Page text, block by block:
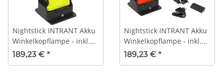
Nightstick INTRANT Akku
Winkelkopflampe - inkl.
Ladestation - ATEX - XPR-
189,23 € *
Nightstick INTRANT Akku
Winkelkopflampe - inkl.
Ladestation - Feuerwehr -
189,23 € *